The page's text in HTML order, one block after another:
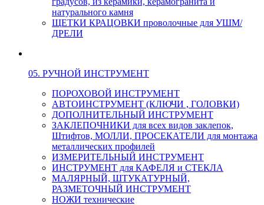
натурального камня
ЩЕТКИ КРАЦОВКИ проволочные для УШМ/
ДРЕЛИ
05. РУЧНОЙ ИНСТРУМЕНТ
ПОРОХОВОЙ ИНСТРУМЕНТ
АВТОИНСТРУМЕНТ (КЛЮЧИ , ГОЛОВКИ)
ДОПОЛНИТЕЛЬНЫЙ ИНСТРУМЕНТ
ЗАКЛЕПОЧНИКИ для всех видов заклепок,
Штифтов, МОЛЛИ, ПРОСЕКАТЕЛИ для монтажа
металлических профилей
ИЗМЕРИТЕЛЬНЫЙ ИНСТРУМЕНТ
ИНСТРУМЕНТ для КАФЕЛЯ и СТЕКЛА
МАЛЯРНЫЙ, ШТУКАТУРНЫЙ,
РАЗМЕТОЧНЫЙ ИНСТРУМЕНТ
НОЖИ технические